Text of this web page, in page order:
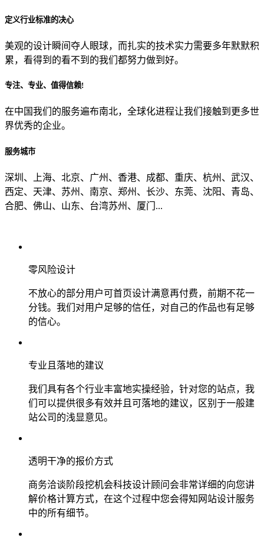
贵公司的团队规模是？
目前主要的营销渠道是？
定义行业标准的决心
美观的设计瞬间夺人眼球，而扎实的技术实力需要多年默默积
累，看得到的看不到的我们都努力做到好。
专注、专业、值得信赖!
在中国我们的服务遍布南北，全球化进程让我们接触到更多世
界优秀的企业。
服务城市
深圳、上海、北京、广州、香港、成都、重庆、杭州、武汉、
西定、天津、苏州、南京、郑州、长沙、东莞、沈阳、青岛、
合肥、佛山、山东、台湾苏州、厦门...
零风险设计
不放心的部分用户可首页设计满意再付费，前期不花一
分钱。我们对用户足够的信任，对自己的作品也有足够
的信心。
专业且落地的建议
我们具有各个行业丰富地实操经验，针对您的站点，我
们可以提供很多有效并且可落地的建议，区别于一般建
站公司的浅显意见。
透明干净的报价方式
商务洽谈阶段挖机会科技设计顾问会非常详细的向您讲
解价格计算方式，在这个过程中您会得知网站设计服务
中的所有细节。